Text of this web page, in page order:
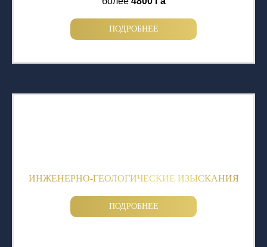
ПОДРОБНЕЕ
ИНЖЕНЕРНО-ГЕОЛОГИЧЕСКИЕ ИЗЫСКАНИЯ
ПОДРОБНЕЕ